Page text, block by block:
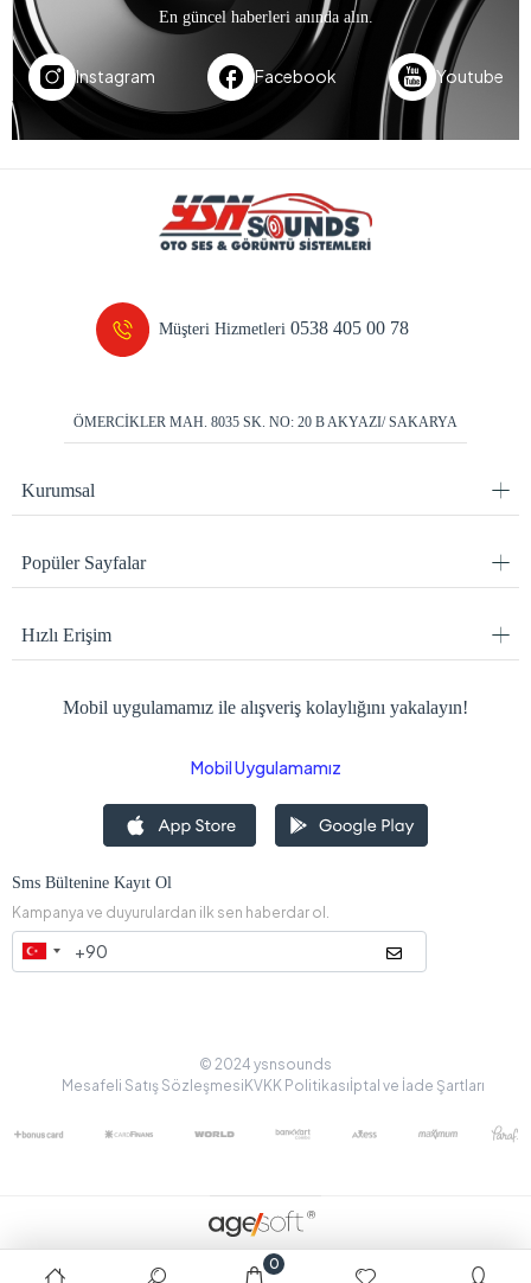
En güncel haberleri anında alın.
Instagram Facebook Youtube
Müşteri Hizmetleri0538 405 00 78
ÖMERCİKLER MAH. 8035 SK. NO: 20 B AKYAZI/ SAKARYA
Kurumsal
Popüler Sayfalar
Hızlı Erişim
Mobil uygulamamız ile alışveriş kolaylığını yakalayın!
Mobil Uygulamamız
Sms Bültenine Kayıt Ol
Kampanya ve duyurulardan ilk sen haberdar ol.
© 2024 ysnsounds
Mesafeli Satış Sözleşmesi KVKK Politikasıİptal ve İade Şartları
0